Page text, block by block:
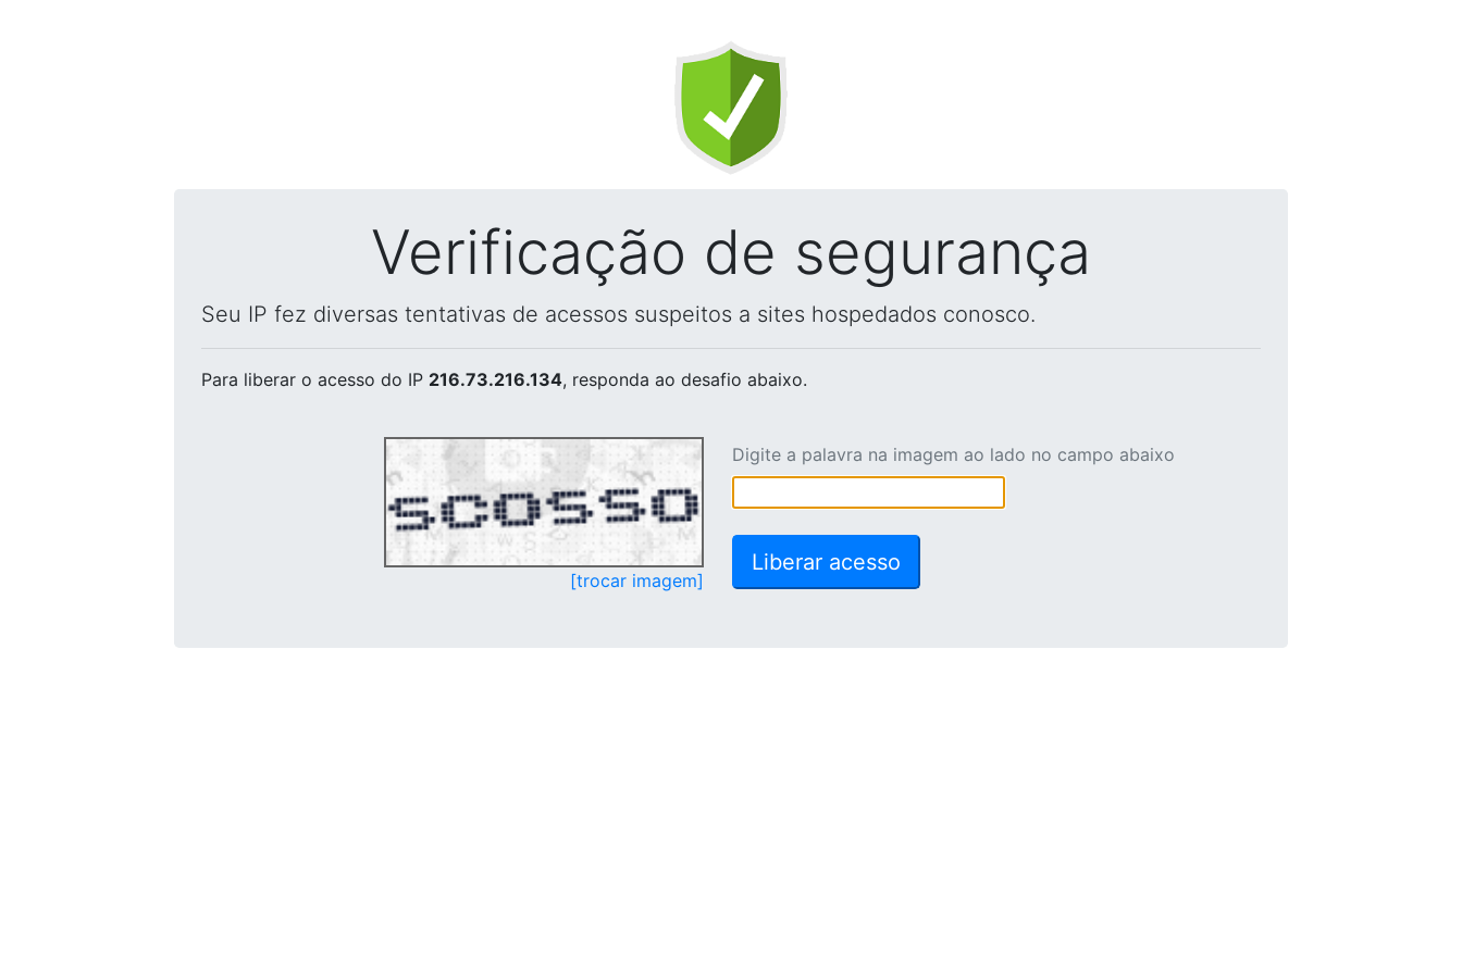
Verificação de segurança
Seu IP fez diversas tentativas de acessos suspeitos a sites hospedados conosco.
Para liberar o acesso do IP 216.73.216.134, responda ao desafio abaixo.
[trocar imagem]
Digite a palavra na imagem ao lado no campo abaixo